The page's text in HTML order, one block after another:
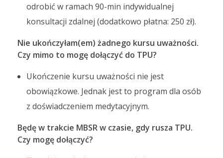
odrobić w ramach 90-min indywidualnej
konsultacji zdalnej (dodatkowo płatna: 250 zł).
Nie ukończyłam(em) żadnego kursu uważności.
Czy mimo to mogę dołączyć do TPU?
Ukończenie kursu uważności nie jest
obowiązkowe. Jednak jest to program dla osób
z doświadczeniem medytacyjnym.
Będę w trakcie MBSR w czasie, gdy rusza TPU.
Czy mogę dołączyć?